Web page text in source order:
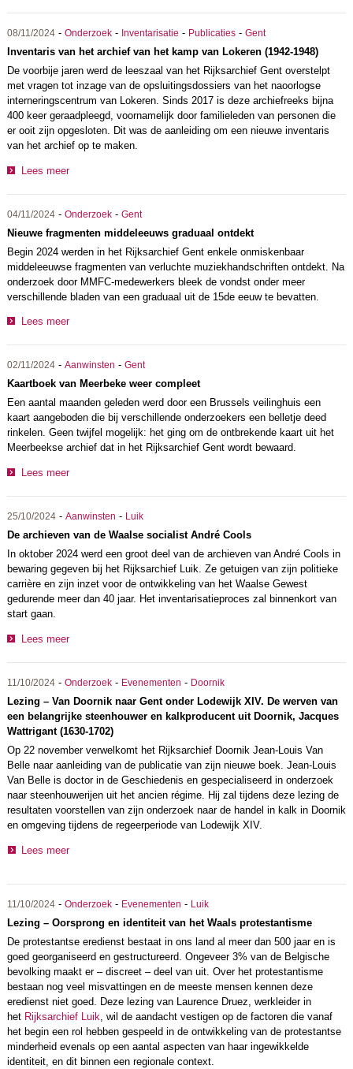
08/11/2024- Onderzoek- Inventarisatie - Publicaties- Gent
Inventaris van het archief van het kamp van Lokeren (1942-1948)
De voorbije jaren werd de leeszaal van het Rijksarchief Gent overstelpt
met vragen tot inzage van de opsluitingsdossiers van het naoorlogse
interneringscentrum van Lokeren. Sinds 2017 is deze archiefreeks bijna
400 keer geraadpleegd, voornamelijk door familieleden van personen die
er ooit zijn opgesloten. Dit was de aanleiding om een nieuwe inventaris
van het archief op te maken.
Lees meer
04/11/2024- Onderzoek- Gent
Nieuwe fragmenten middeleeuws graduaal ontdekt
Begin 2024 werden in het Rijksarchief Gent enkele onmiskenbaar
middeleeuwse fragmenten van verluchte muziekhandschriften ontdekt. Na
onderzoek door MMFC-medewerkers bleek de vondst onder meer
verschillende bladen van een graduaal uit de 15de eeuw te bevatten.
Lees meer
02/11/2024- Aanwinsten - Gent
Kaartboek van Meerbeke weer compleet
Een aantal maanden geleden werd door een Brussels veilinghuis een
kaart aangeboden die bij verschillende onderzoekers een belletje deed
rinkelen. Geen twijfel mogelijk: het ging om de ontbrekende kaart uit het
Meerbeekse archief dat in het Rijksarchief Gent wordt bewaard.
Lees meer
25/10/2024- Aanwinsten - Luik
De archieven van de Waalse socialist André Cools
In oktober 2024 werd een groot deel van de archieven van André Cools in
bewaring gegeven bij het Rijksarchief Luik. Ze getuigen van zijn politieke
carrière en zijn inzet voor de ontwikkeling van het Waalse Gewest
gedurende meer dan 40 jaar. Het inventarisatieproces zal binnenkort van
start gaan.
Lees meer
11/10/2024- Onderzoek- Evenementen - Doornik
Lezing – Van Doornik naar Gent onder Lodewijk XIV. De werven van
een belangrijke steenhouwer en kalkproducent uit Doornik, Jacques
Wattrigant (1630-1702)
Op 22 november verwelkomt het Rijksarchief Doornik Jean-Louis Van
Belle naar aanleiding van de publicatie van zijn nieuwe boek. Jean-Louis
Van Belle is doctor in de Geschiedenis en gespecialiseerd in onderzoek
naar steenhouwerijen uit het ancien régime. Hij zal tijdens deze lezing de
resultaten voorstellen van zijn onderzoek naar de handel in kalk in Doornik
en omgeving tijdens de regeerperiode van Lodewijk XIV.
Lees meer
11/10/2024- Onderzoek- Evenementen - Luik
Lezing – Oorsprong en identiteit van het Waals protestantisme
De protestantse eredienst bestaat in ons land al meer dan 500 jaar en is
goed georganiseerd en gestructureerd. Ongeveer 3% van de Belgische
bevolking maakt er – discreet – deel van uit. Over het protestantisme
bestaan nog veel misvattingen en de meeste mensen kennen deze
eredienst niet goed. Deze lezing van Laurence Druez, werkleider in
het Rijksarchief Luik , wil de aandacht vestigen op de factoren die vanaf
het begin een rol hebben gespeeld in de ontwikkeling van de protestantse
minderheid evenals op een aantal aspecten van haar ingewikkelde
identiteit, en dit binnen een regionale context.